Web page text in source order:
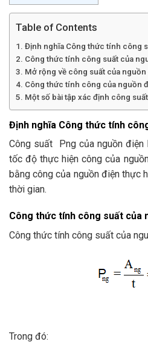
Table of Contents
Định nghĩa Công thức tính công
Công thức tính công suất của
Mở rộng về công suất của nguồn
Công thức tính công của nguồn
Một số bài tập xác định công
Định nghĩa Công thức tính
Công suất Png của nguồn
tốc độ thực hiện công của
bằng công của nguồn điện thực
thời gian.
Công thức tính công suất của
Công thức tính công suất của
Trong đó: